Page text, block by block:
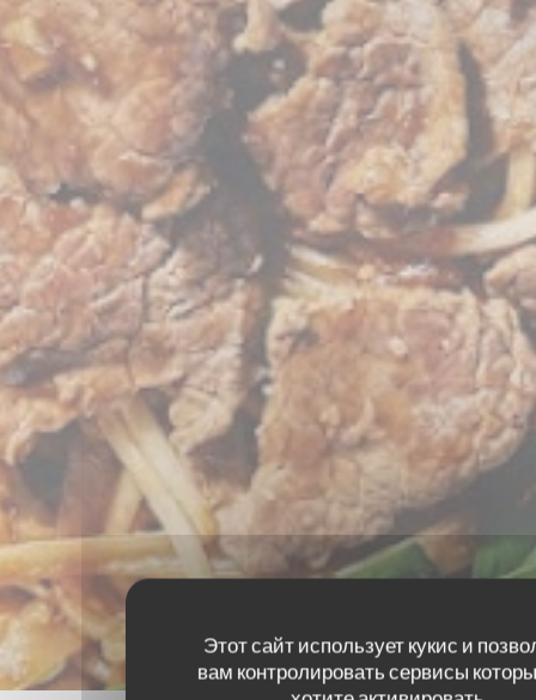
Этот сайт использует кукис и
вам контролировать сервисы